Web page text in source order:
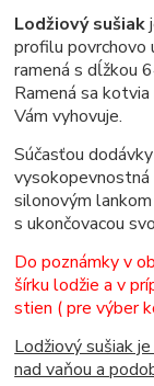
Lodžiový sušiak
profilu povrchovo
ramená s dĺžkou
Ramená sa
Vám vyhovuje.
Súčasťou
silonovým
s ukončovacou
Do poznámky v
šírku lodžie a v
stien ( pre výber
Lodžiový sušiak
nad vaňou a